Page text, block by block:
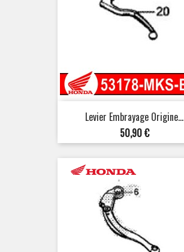
Levier Embrayage Origine...
Prix
50,90 €